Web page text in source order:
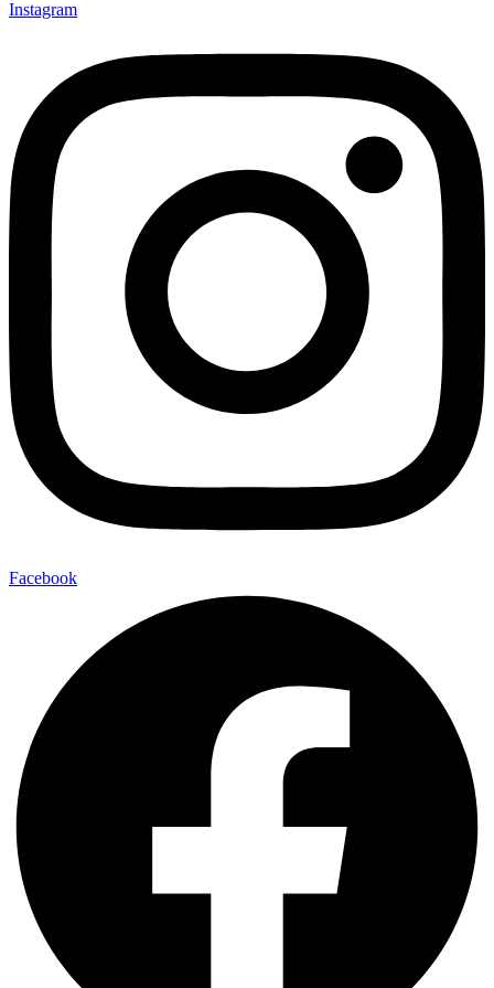
Instagram
Facebook